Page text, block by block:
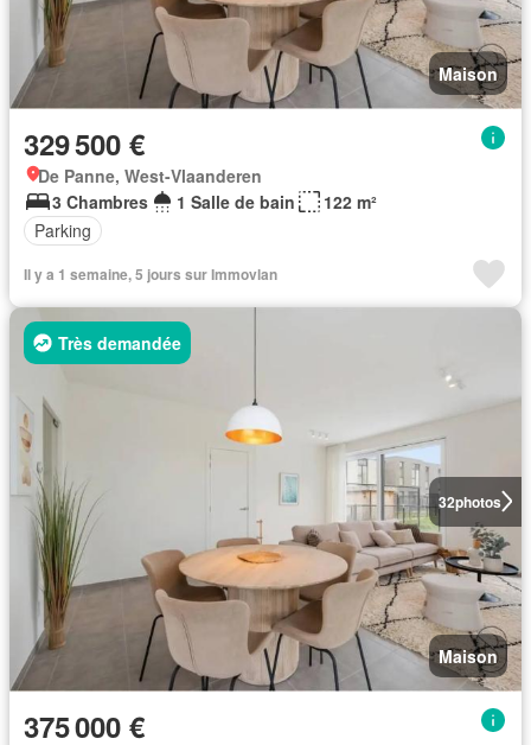
Maison
329 500 €
De Panne, West-Vlaanderen
3 Chambres
1 Salle de bain
122 m²
Parking
Il y a 1 semaine, 5 jours sur Immovlan
32photos
Très demandée
Maison
375 000 €